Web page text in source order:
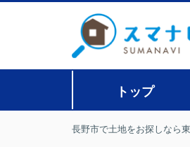
トップ
長野市で土地をお探しなら